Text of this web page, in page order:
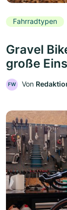
Fahrradtypen
Gravel
große
FW Von